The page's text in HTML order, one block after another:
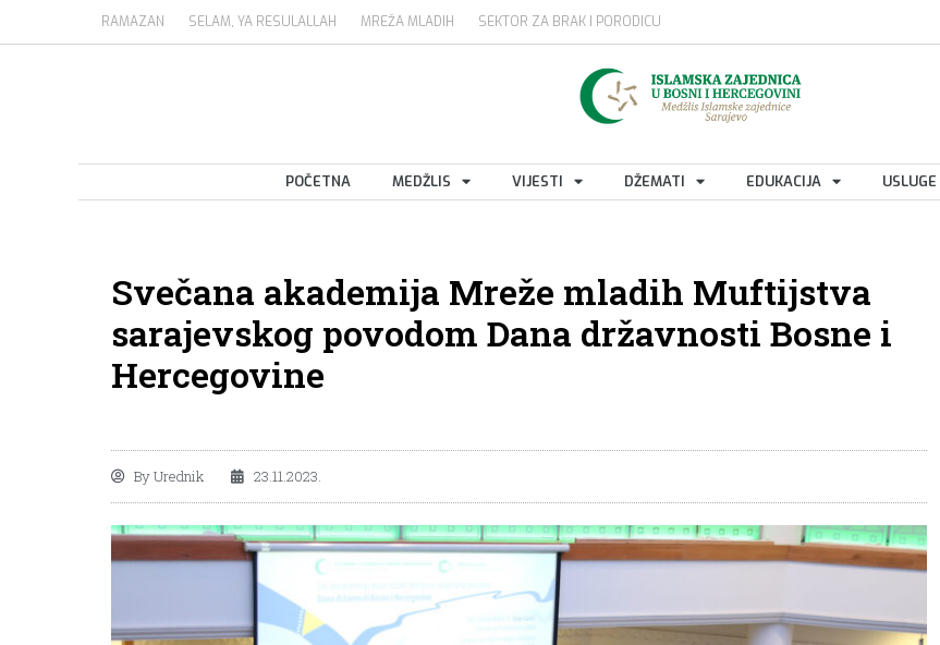
RAMAZAN SELAM, YA RESULALLAH MREŽA MLADIH SEKTOR ZA BRAK I PORODICU
POČETNA MEDŽLIS VIJESTI DŽEMATI EDUKACIJA USLUGE
Svečana akademija Mreže mladih Muftijstva
sarajevskog povodom Dana državnosti Bosne i
Hercegovine
ByUrednik 23.11.2023.